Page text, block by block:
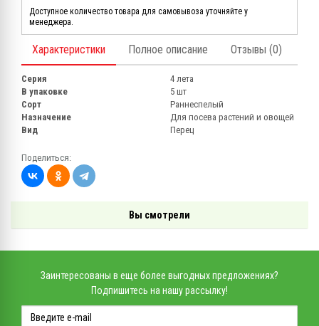
Доступное количество товара для самовывоза уточняйте у
менеджера.
Характеристики Полное описание Отзывы (0)
Серия
4 лета
В упаковке
5 шт
Сорт
Раннеспелый
Назначение
Для посева растений и овощей
Вид
Перец
Поделиться:
Вы смотрели
Заинтересованы в еще более выгодных предложениях?
Подпишитесь на нашу рассылку!